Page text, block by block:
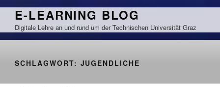
Zum
springen
E-LEARNING BLOG
Digitale Lehre an und rund um der Technischen Universität Graz
SCHLAGWORT: JUGENDLICHE